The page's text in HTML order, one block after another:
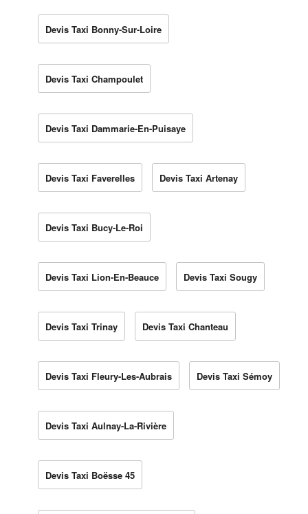
Devis Taxi Bonny-Sur-Loire
Devis Taxi Champoulet
Devis Taxi Dammarie-En-Puisaye
Devis Taxi Faverelles Devis Taxi Artenay
Devis Taxi Bucy-Le-Roi
Devis Taxi Lion-En-Beauce Devis Taxi Sougy
Devis Taxi Trinay Devis Taxi Chanteau
Devis Taxi Fleury-Les-Aubrais Devis Taxi Sémoy
Devis Taxi Aulnay-La-Rivière
Devis Taxi Boësse 45